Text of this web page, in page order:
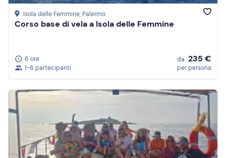
Isola delle Femmine, Palermo
Corso base di vela a Isola delle Femmine
6 ore
1-6 partecipanti
da 235 €
per persona